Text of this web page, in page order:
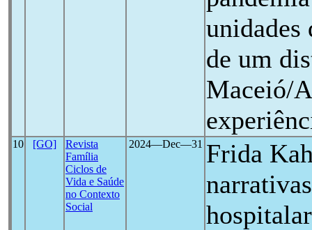
unidades
de um
Maceió/
10 [GO]
Revista
Família
Ciclos de
Vida e Saúde
no Contexto
Social
2024―Dec―31 Frida